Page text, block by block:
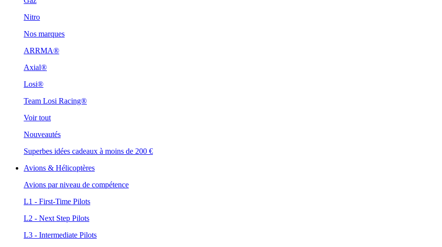
Nitro
Nos marques
ARRMA®
Axial®
Losi®
Team Losi Racing®
Voir tout
Nouveautés
Superbes idées cadeaux à moins de 200 €
Avions & Hélicoptères
Avions par niveau de compétence
L1 - First-Time Pilots
L2 - Next Step Pilots
L3 - Intermediate Pilots